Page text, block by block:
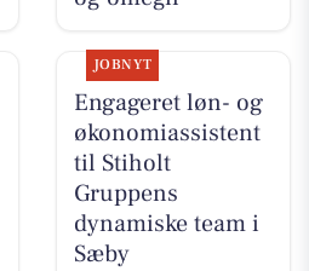
JOBNYT
Engageret løn- og
økonomiassistent
til Stiholt
Gruppens
dynamiske team i
Sæby